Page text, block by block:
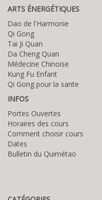
ARTS ÉNERGÉTIQUES
Dao de l'Harmonie
Qi Gong
Tai Ji Quan
Da Cheng Quan
Médecine Chinoise
Kung Fu Enfant
Qi Gong pour la sante
INFOS
Portes Ouvertes
Horaires des cours
Comment choisir cours
Dates
Bulletin du Quimétao